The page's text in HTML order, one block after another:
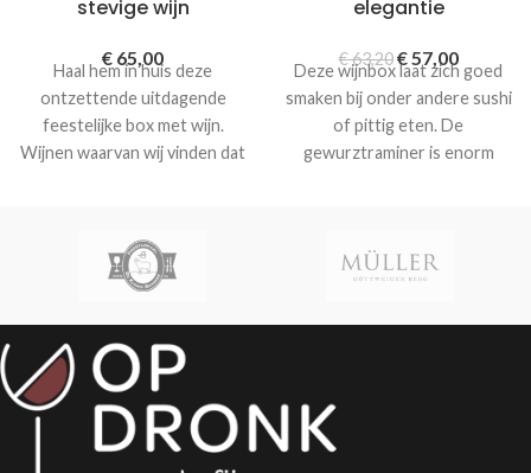
stevige wijn
€ 65,00
Haal hem in huis deze
ontzettende uitdagende
feestelijke box met wijn.
Wijnen waarvan wij vinden dat
Frankrijk, een rijke en zwoele
Negroamaro uit het diepe
complexe houtgerijpte witte
Rioja, bijzonder en absoluut
aan te raden bij mooie
culinaire voorgerechten
elegantie
€63,20 €57,00
Deze wijnbox laat zich goed
smaken bij onder andere sushi
of pittig eten. De
gewurztraminer is enorm
pittigheid van wasabi bv. De